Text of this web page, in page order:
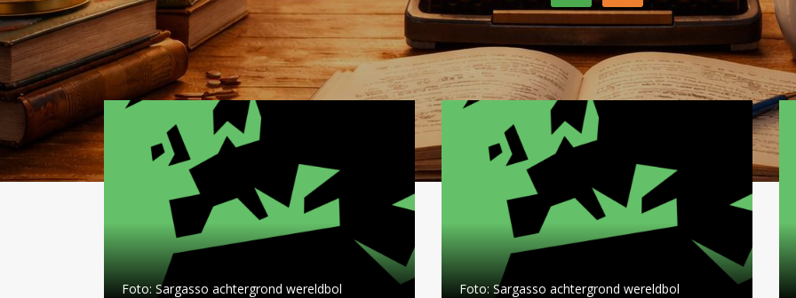
Foto:Sargasso achtergrond wereldbol Foto:Sargasso achtergrond wereldbol